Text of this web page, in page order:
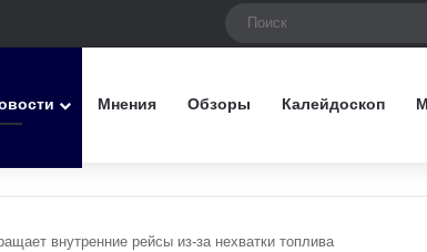
Мнения Обзоры Калейдоскоп
внутренние рейсы из‑за нехватки топлива